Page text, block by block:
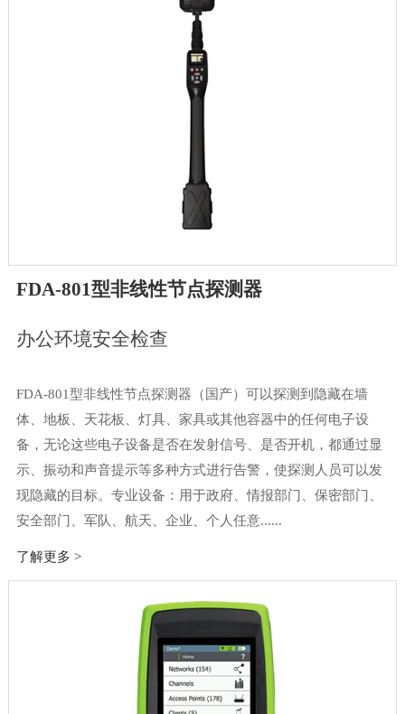
FDA-801型非线性节点探测器
办公环境安全检查
FDA-801型非线性节点探测器（国产）可以探测到隐藏在墙
体、地板、天花板、灯具、家具或其他容器中的任何电子设
备，无论这些电子设备是否在发射信号、是否开机，都通过显
示、振动和声音提示等多种方式进行告警，使探测人员可以发
现隐藏的目标。专业设备：用于政府、情报部门、保密部门、
安全部门、军队、航天、企业、个人任意......
了解更多 >